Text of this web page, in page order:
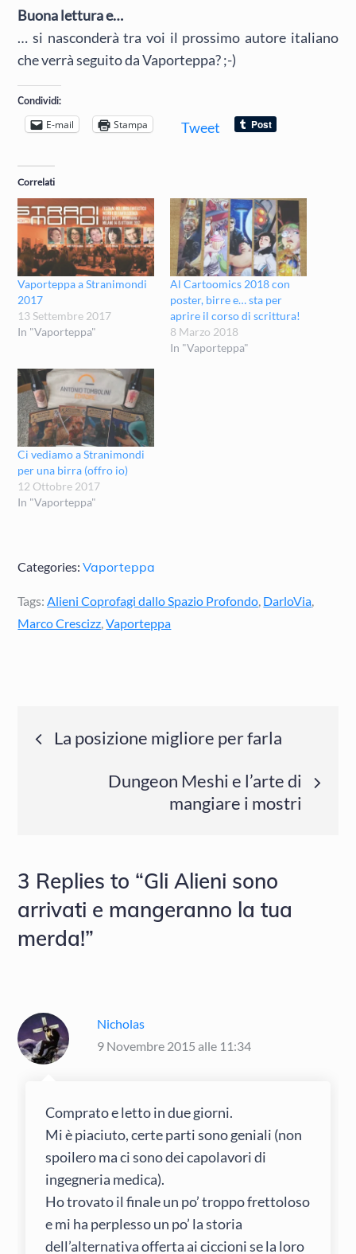
Buona lettura e…
… si nasconderà tra voi il prossimo autore italiano
che verrà seguito da Vaporteppa? ;-)
Condividi:
E-mail Stampa Tweet
Correlati
Vaporteppa a Stranimondi
2017
13 Settembre 2017
In "Vaporteppa"
Al Cartoomics 2018 con
poster, birre e… sta per
aprire il corso di scrittura!
8 Marzo 2018
In "Vaporteppa"
Ci vediamo a Stranimondi
per una birra (offro io)
12 Ottobre 2017
In "Vaporteppa"
Categories:Vaporteppa
Tags:Alieni Coprofagi dallo Spazio Profondo, DarloVia,
Marco Crescizz,Vaporteppa
Navigazione
articoli
La posizione migliore per farla
Dungeon Meshi e l’arte di
mangiare i mostri
3 Replies to “Gli Alieni sono
arrivati e mangeranno la tua
merda!”
Nicholas
9 Novembre 2015 alle 11:34
Comprato e letto in due giorni.
Mi è piaciuto, certe parti sono geniali (non
spoilero ma ci sono dei capolavori di
ingegneria medica).
Ho trovato il finale un po’ troppo frettoloso
e mi ha perplesso un po’ la storia
dell’alternativa offerta ai ciccioni se la loro